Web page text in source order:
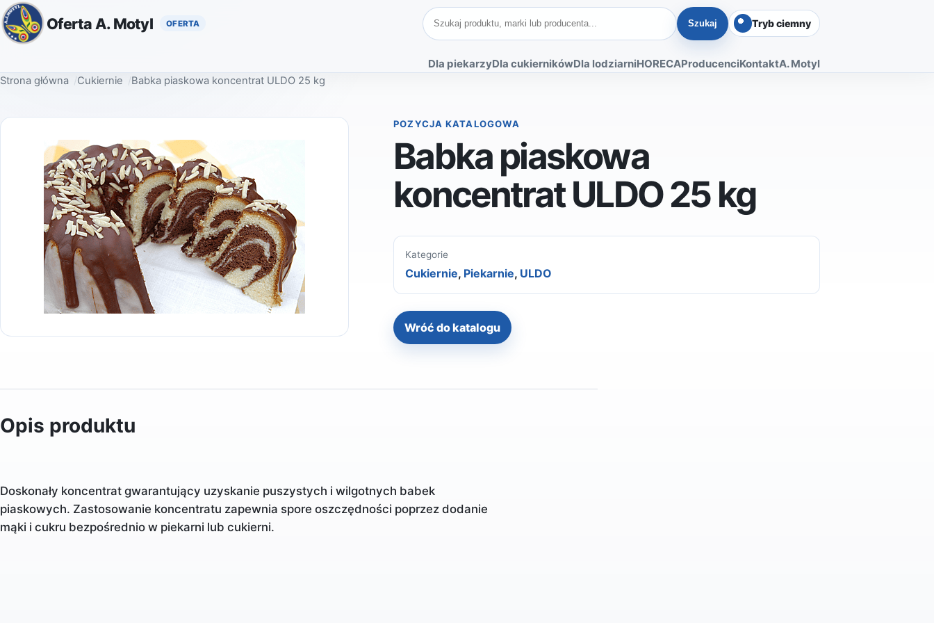
Oferta A. Motyl Szukaj produktów
Szukaj Tryb ciemny
Dla piekarzyDla cukiernikówDla lodziarniHORECAProducenciKontaktA. Motyl
Strona główna Cukiernie Babka piaskowa koncentrat ULDO 25 kg
POZYCJA KATALOGOWA
Babka piaskowa
koncentrat ULDO 25 kg
Kategorie
Cukiernie, Piekarnie, ULDO
Wróć do katalogu
Opis produktu
Doskonały koncentrat gwarantujący uzyskanie puszystych i wilgotnych babek
piaskowych. Zastosowanie koncentratu zapewnia spore oszczędności poprzez dodanie
mąki i cukru bezpośrednio w piekarni lub cukierni.